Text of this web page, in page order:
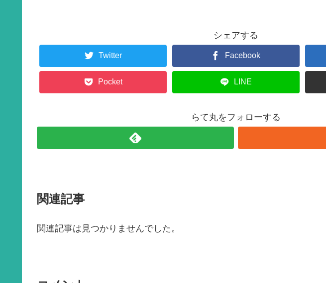
o
k
シェアする
Twitter Facebook
Pocket LINE
らて丸をフォローする
関連記事
関連記事は見つかりませんでした。